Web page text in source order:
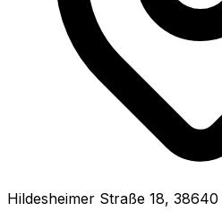
Hildesheimer Straße 18, 38640